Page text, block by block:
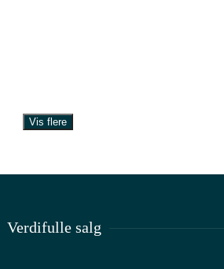
Vis flere
Verdifulle salg